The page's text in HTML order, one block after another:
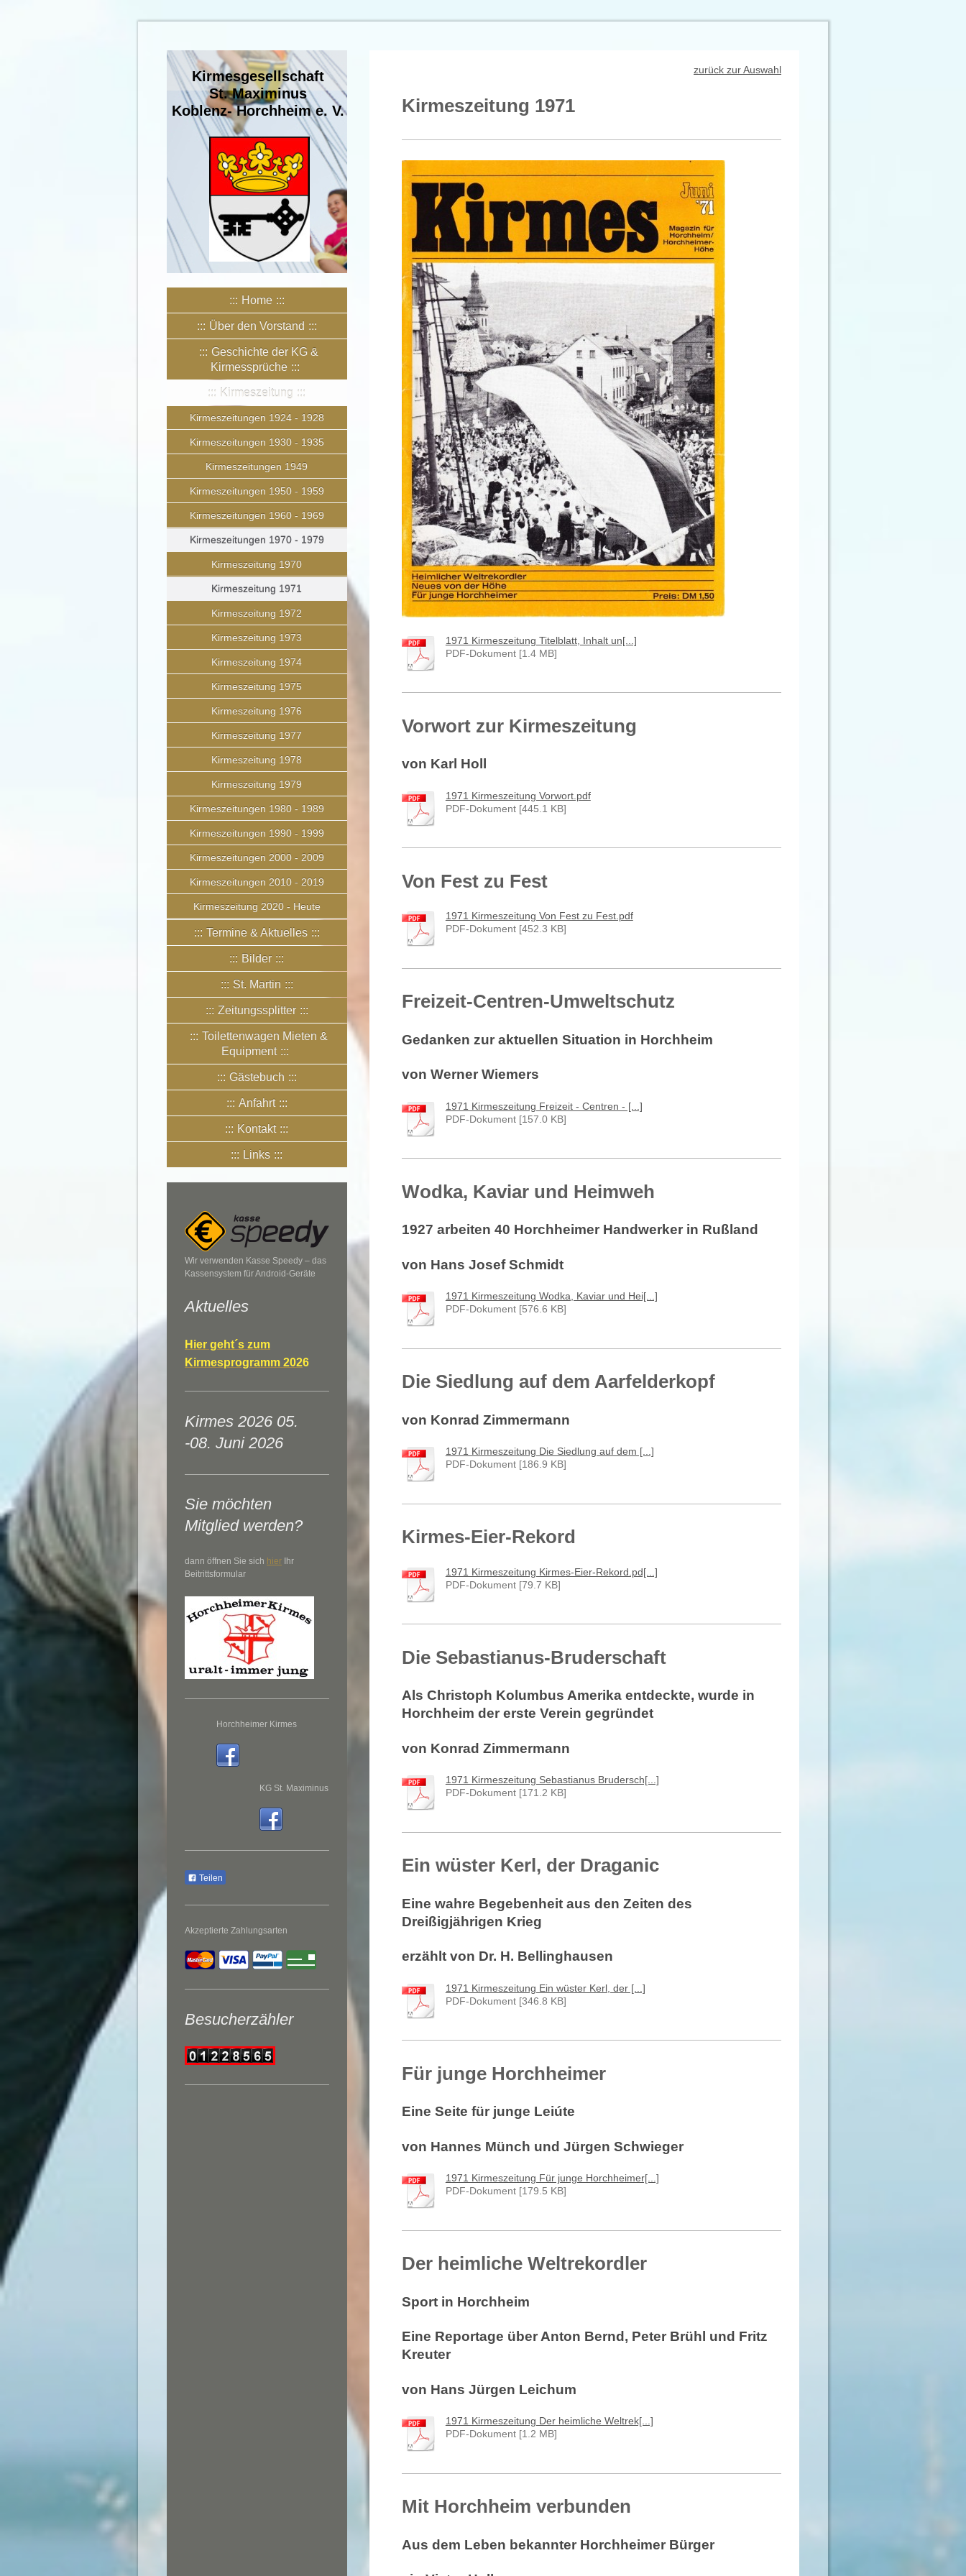
Kirmesgesellschaft
St. Maximinus
Koblenz- Horchheim e. V.
Home
Über den Vorstand
Geschichte der KG &
Kirmessprüche
Kirmeszeitung
Kirmeszeitungen 1924 - 1928
Kirmeszeitungen 1930 - 1935
Kirmeszeitungen 1949
Kirmeszeitungen 1950 - 1959
Kirmeszeitungen 1960 - 1969
Kirmeszeitungen 1970 - 1979
Kirmeszeitung 1970
Kirmeszeitung 1971
Kirmeszeitung 1972
Kirmeszeitung 1973
Kirmeszeitung 1974
Kirmeszeitung 1975
Kirmeszeitung 1976
Kirmeszeitung 1977
Kirmeszeitung 1978
Kirmeszeitung 1979
Kirmeszeitungen 1980 - 1989
Kirmeszeitungen 1990 - 1999
Kirmeszeitungen 2000 - 2009
Kirmeszeitungen 2010 - 2019
Kirmeszeitung 2020 - Heute
Termine & Aktuelles
Bilder
St. Martin
Zeitungssplitter
Toilettenwagen Mieten &
Equipment
Gästebuch
Anfahrt
Kontakt
Links
Wir verwenden Kasse Speedy – das
Kassensystem für Android-Geräte
Aktuelles
Hier geht´s zum
Kirmesprogramm 2026
Kirmes 2026 05.
-08. Juni 2026
Sie möchten
Mitglied werden?
dann öffnen Sie sich hier Ihr
Beitrittsformular
Horchheimer Kirmes
KG St. Maximinus
Teilen
Akzeptierte Zahlungsarten
Besucherzähler
zurück zur Auswahl
Kirmeszeitung 1971
1971 Kirmeszeitung Titelblatt, Inhalt un[...]
PDF-Dokument [1.4 MB]
Vorwort zur Kirmeszeitung
von Karl Holl
1971 Kirmeszeitung Vorwort.pdf
PDF-Dokument [445.1 KB]
Von Fest zu Fest
1971 Kirmeszeitung Von Fest zu Fest.pdf
PDF-Dokument [452.3 KB]
Freizeit-Centren-Umweltschutz
Gedanken zur aktuellen Situation in Horchheim
von Werner Wiemers
1971 Kirmeszeitung Freizeit - Centren - [...]
PDF-Dokument [157.0 KB]
Wodka, Kaviar und Heimweh
1927 arbeiten 40 Horchheimer Handwerker in Rußland
von Hans Josef Schmidt
1971 Kirmeszeitung Wodka, Kaviar und Hei[...]
PDF-Dokument [576.6 KB]
Die Siedlung auf dem Aarfelderkopf
von Konrad Zimmermann
1971 Kirmeszeitung Die Siedlung auf dem [...]
PDF-Dokument [186.9 KB]
Kirmes-Eier-Rekord
1971 Kirmeszeitung Kirmes-Eier-Rekord.pd[...]
PDF-Dokument [79.7 KB]
Die Sebastianus-Bruderschaft
Als Christoph Kolumbus Amerika entdeckte, wurde in
Horchheim der erste Verein gegründet
von Konrad Zimmermann
1971 Kirmeszeitung Sebastianus Brudersch[...]
PDF-Dokument [171.2 KB]
Ein wüster Kerl, der Draganic
Eine wahre Begebenheit aus den Zeiten des
Dreißigjährigen Krieg
erzählt von Dr. H. Bellinghausen
1971 Kirmeszeitung Ein wüster Kerl, der [...]
PDF-Dokument [346.8 KB]
Für junge Horchheimer
Eine Seite für junge Leiúte
von Hannes Münch und Jürgen Schwieger
1971 Kirmeszeitung Für junge Horchheimer[...]
PDF-Dokument [179.5 KB]
Der heimliche Weltrekordler
Sport in Horchheim
Eine Reportage über Anton Bernd, Peter Brühl und Fritz
Kreuter
von Hans Jürgen Leichum
1971 Kirmeszeitung Der heimliche Weltrek[...]
PDF-Dokument [1.2 MB]
Mit Horchheim verbunden
Aus dem Leben bekannter Horchheimer Bürger